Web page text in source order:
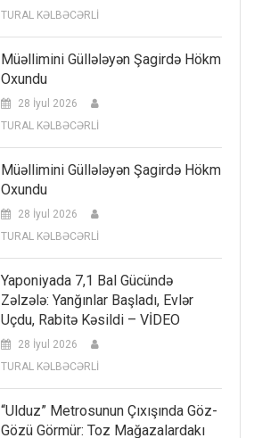
TURAL KƏLBƏCƏRLİ
Müəllimini Güllələyən Şagirdə Hökm
Oxundu
28 İyul 2026
TURAL KƏLBƏCƏRLİ
Müəllimini Güllələyən Şagirdə Hökm
Oxundu
28 İyul 2026
TURAL KƏLBƏCƏRLİ
Yaponiyada 7,1 Bal Gücündə
Zəlzələ: Yanğınlar Başladı, Evlər
Uçdu, Rabitə Kəsildi – VİDEO
28 İyul 2026
TURAL KƏLBƏCƏRLİ
“Ulduz” Metrosunun Çıxışında Göz-
Gözü Görmür: Toz Mağazalardakı